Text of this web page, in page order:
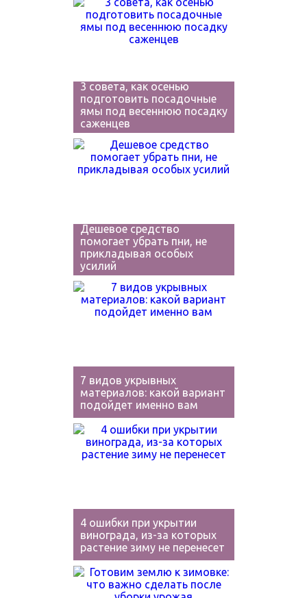
3 совета, как осенью
подготовить посадочные
ямы под весеннюю посадку
саженцев
Дешевое средство
помогает убрать пни, не
прикладывая особых
усилий
7 видов укрывных
материалов: какой вариант
подойдет именно вам
4 ошибки при укрытии
винограда, из-за которых
растение зиму не перенесет